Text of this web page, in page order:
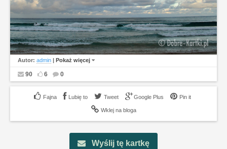
Autor: admin | Pokaż więcej
90 6 0
Lubię to Tweet Google Plus Pin it
Wklej na bloga
Wyślij tę kartkę